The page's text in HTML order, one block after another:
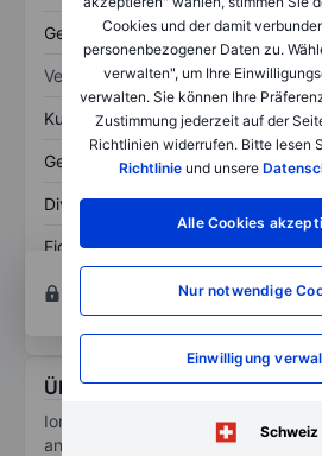
Cookies und der damit
personenbezogener Daten zu.
verwalten", um Ihre
verwalten. Sie können Ihre
Zustimmung jederzeit auf der
Richtlinien widerrufen. Bitte lesen
Richtlinieund unsere
Alle Cookies
Nur notwendige
Einwilligung
Schweiz
Gesamtschulden
Verhältnisse
Kurs/Umsatz
Gewinn je Aktie
Dividende je Aktie
Eigenkapitalrendite
Konto eröffnenum Zugriff auf
und Analyse-Tools zu erhalten.
Über Ionis Pharmaceuticals
Ionis Pharmaceuticals is the leading
antisense technology to discover